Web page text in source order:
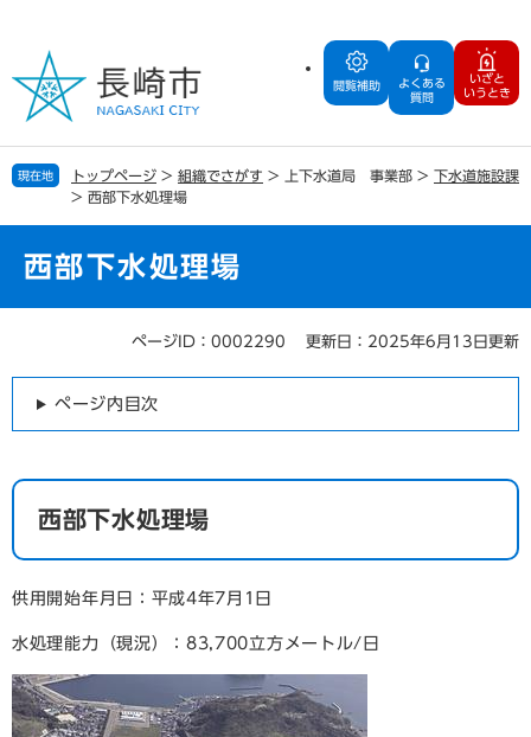
の
で
す
ー
ば
し
閲覧補助
よくある
質問
いざと
いうとき
現在地 トップページ > 組織でさがす > 上下水道局 事業部 > 下水道施設課
> 西部下水処理場
西部下水処理場
ページID：0002290 更新日：2025年6月13日更新
ページ内目次
西部下水処理場
供用開始年月日：平成4年7月1日
水処理能力（現況）：83,700立方メートル/日